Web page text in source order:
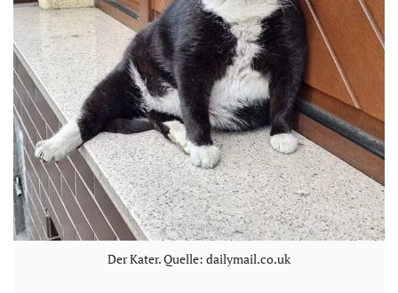
Der Kater. Quelle: dailymail.co.uk